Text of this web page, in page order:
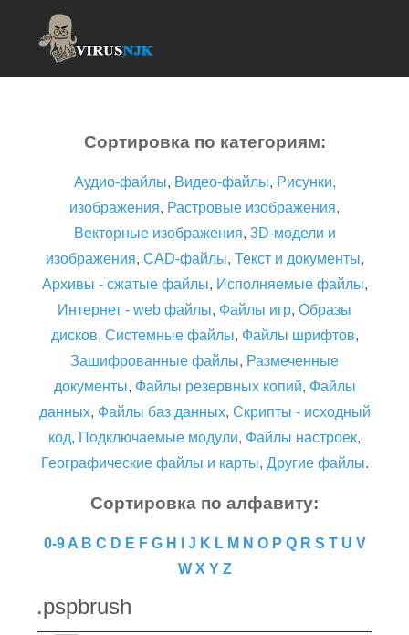
Сортировка по категориям:
Аудио-файлы, Видео-файлы, Рисунки,
изображения, Растровые изображения,
Векторные изображения, 3D-модели и
изображения, CAD-файлы, Текст и документы,
Архивы - сжатые файлы, Исполняемые файлы,
Интернет - web файлы, Файлы игр, Образы
дисков, Системные файлы, Файлы шрифтов,
Зашифрованные файлы, Размеченные
документы, Файлы резервных копий, Файлы
данных, Файлы баз данных, Скрипты - исходный
код, Подключаемые модули, Файлы настроек,
Географические файлы и карты, Другие файлы.
Сортировка по алфавиту:
0-9 A B C D E F G H J K L M N O P Q R S T U V
W X Y Z
.pspbrush